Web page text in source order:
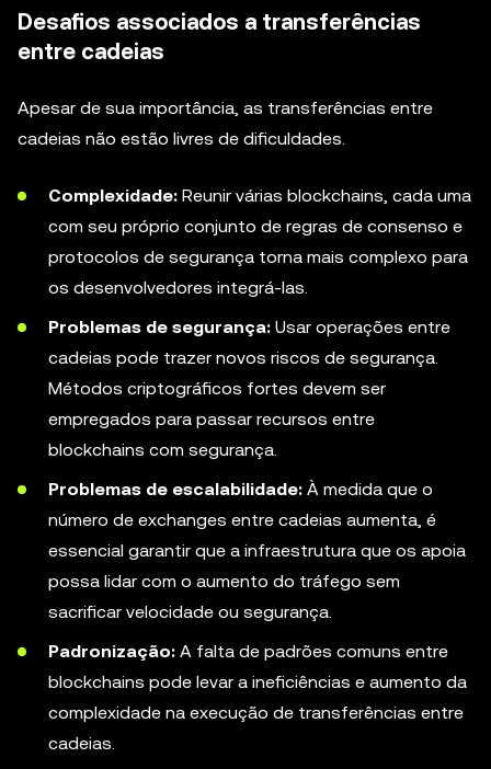
Desafios associados a transferências
entre cadeias
Apesar de sua importância, as transferências entre
cadeias não estão livres de dificuldades.
Complexidade: Reunir várias blockchains, cada uma
com seu próprio conjunto de regras de consenso e
protocolos de segurança torna mais complexo para
os desenvolvedores integrá-las.
Problemas de segurança: Usar operações entre
cadeias pode trazer novos riscos de segurança.
Métodos criptográficos fortes devem ser
empregados para passar recursos entre
blockchains com segurança.
Problemas de escalabilidade: À medida que o
número de exchanges entre cadeias aumenta, é
essencial garantir que a infraestrutura que os apoia
possa lidar com o aumento do tráfego sem
sacrificar velocidade ou segurança.
Padronização: A falta de padrões comuns entre
blockchains pode levar a ineficiências e aumento da
complexidade na execução de transferências entre
cadeias.